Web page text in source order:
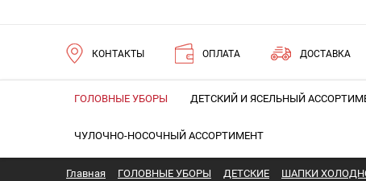
КОНТАКТЫ ОПЛАТА ДОСТАВКА
ГОЛОВНЫЕ УБОРЫ ДЕТСКИЙ И ЯСЕЛЬНЫЙ
ЧУЛОЧНО-НОСОЧНЫЙ АССОРТИМЕНТ
Главная ГОЛОВНЫЕ УБОРЫ ДЕТСКИЕ ШАПКИ